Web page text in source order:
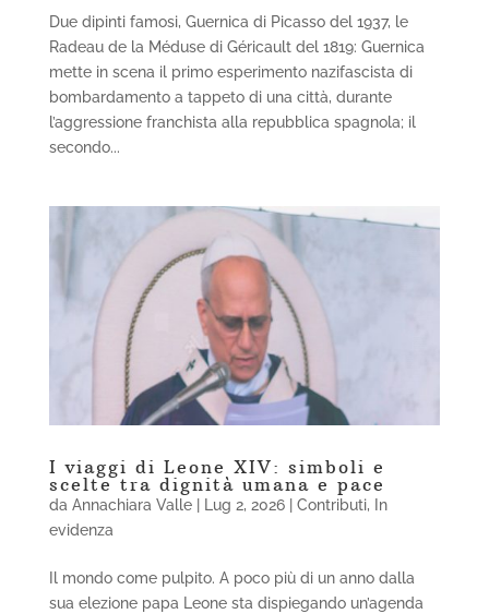
Due dipinti famosi, Guernica di Picasso del 1937, le
Radeau de la Méduse di Géricault del 1819: Guernica
mette in scena il primo esperimento nazifascista di
bombardamento a tappeto di una città, durante
l’aggressione franchista alla repubblica spagnola; il
secondo...
I viaggi di Leone XIV: simboli e
scelte tra dignità umana e pace
da Annachiara Valle| Lug 2, 2026| Contributi,
In
evidenza
Il mondo come pulpito. A poco più di un anno dalla
sua elezione papa Leone sta dispiegando un’agenda